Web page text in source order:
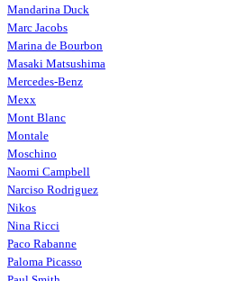
Mandarina Duck
Marc Jacobs
Marina de Bourbon
Masaki Matsushima
Mercedes-Benz
Mexx
Mont Blanc
Montale
Moschino
Naomi Campbell
Narciso Rodriguez
Nikos
Nina Ricci
Paco Rabanne
Paloma Picasso